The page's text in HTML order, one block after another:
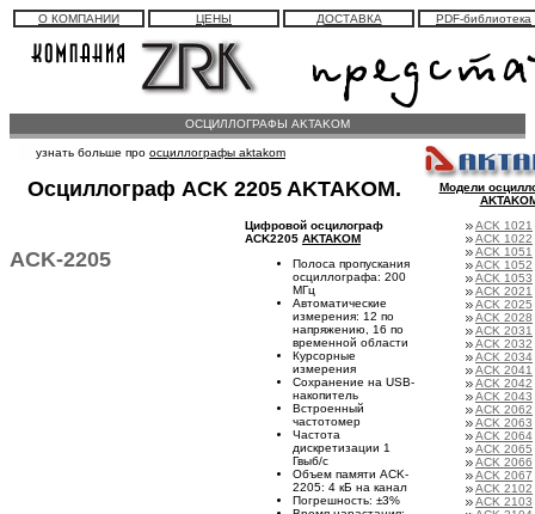
О КОМПАНИИ ЦЕНЫ ДОСТАВКА PDF-библиотека
ОСЦИЛЛОГРАФЫ AKTAKOM
узнать больше про осциллографы aktakom
Осциллограф ACK 2205 AKTAKOM.
ACK-2205
Цифровой осцилограф
ACK2205 AKTAKOM
Полоса пропускания
осциллографа: 200
МГц
Автоматические
измерения: 12 по
напряжению, 16 по
временной области
Курсорные
измерения
Сохранение на USB-
накопитель
Встроенный
частотомер
Частота
дискретизации 1
Гвыб/с
Объем памяти ACK-
2205: 4 кБ на канал
Погрешность: ±3%
Модели
ACK 1021
ACK 1022
ACK 1051
ACK 1052
ACK 1053
ACK 2021
ACK 2025
ACK 2028
ACK 2031
ACK 2032
ACK 2034
ACK 2041
ACK 2042
ACK 2043
ACK 2062
ACK 2063
ACK 2064
ACK 2065
ACK 2066
ACK 2067
ACK 2102
ACK 2103